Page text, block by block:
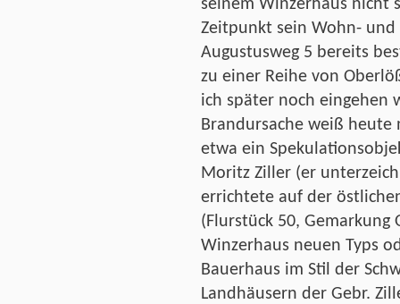
seinem Winzerhaus nicht
Zeitpunkt sein Wohn-
Augustusweg 5 bereits
zu einer Reihe von
ich später noch eingehen
Brandursache weiß heute
etwa ein
Moritz Ziller (er
errichtete auf der
(Flurstück 50,
Winzerhaus neuen Typs
Bauerhaus im Stil der
Landhäusern der Gebr.